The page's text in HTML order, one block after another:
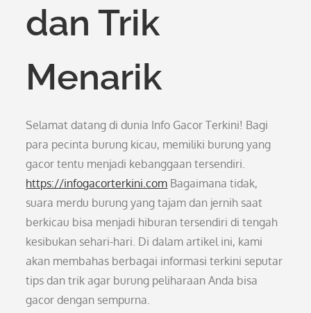
dan Trik
Menarik
Selamat datang di dunia Info Gacor Terkini! Bagi
para pecinta burung kicau, memiliki burung yang
gacor tentu menjadi kebanggaan tersendiri.
https://infogacorterkini.com Bagaimana tidak,
suara merdu burung yang tajam dan jernih saat
berkicau bisa menjadi hiburan tersendiri di tengah
kesibukan sehari-hari. Di dalam artikel ini, kami
akan membahas berbagai informasi terkini seputar
tips dan trik agar burung peliharaan Anda bisa
gacor dengan sempurna.